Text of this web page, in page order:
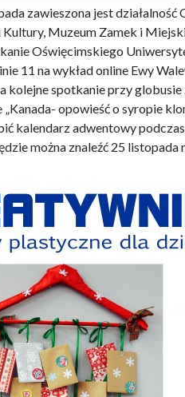
zawieszona jest
Muzeum Zamek i
Oświęcimskiego
11 na wykład online Ewy
kolejne spotkanie przy
„Kanada- opowieść o syropie
kalendarz adwentowy
można znaleźć 25 listopada